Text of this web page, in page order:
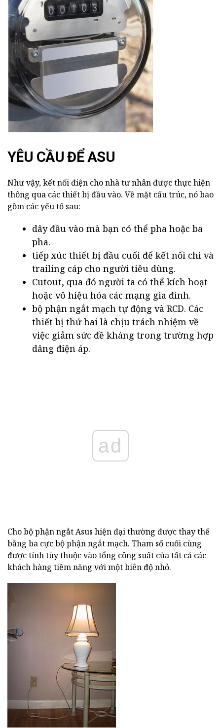
YÊU CẦU ĐỂ ASU
Như vậy, kết nối điện cho nhà tư nhân được thực hiện
thông qua các thiết bị đầu vào. Về mặt cấu trúc, nó bao
gồm các yếu tố sau:
dây đầu vào mà bạn có thể pha hoặc ba
pha.
tiếp xúc thiết bị đầu cuối để kết nối chì và
trailing cáp cho người tiêu dùng.
Cutout, qua đó người ta có thể kích hoạt
hoặc vô hiệu hóa các mạng gia đình.
bộ phận ngắt mạch tự động và RCD. Các
thiết bị thứ hai là chịu trách nhiệm về
việc giảm sức đề kháng trong trường hợp
dâng điện áp.
ad
Cho bộ phận ngắt Asus hiện đại thường được thay thế
bằng ba cực bộ phận ngắt mạch. Tham số cuối cùng
được tính tùy thuộc vào tổng công suất của tất cả các
khách hàng tiềm năng với một biên độ nhỏ.